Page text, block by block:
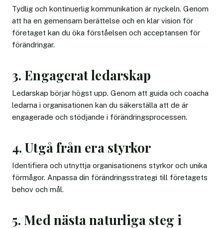
Tydlig och kontinuerlig kommunikation är nyckeln. Genom
att ha en gemensam berättelse och en klar vision för
företaget kan du öka förståelsen och acceptansen för
förändringar.
3. Engagerat ledarskap
Ledarskap börjar högst upp. Genom att guida och coacha
ledarna i organisationen kan du säkerställa att de är
engagerade och stödjande i förändringsprocessen.
4. Utgå från era styrkor
Identifiera och utnyttja organisationens styrkor och unika
förmågor. Anpassa din förändringsstrategi till företagets
behov och mål.
5. Med nästa naturliga steg i